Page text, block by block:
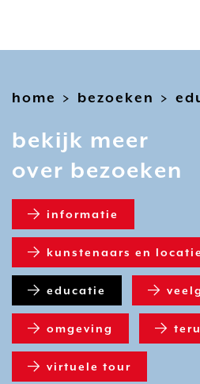
home > bezoeken >
bekijk meer
over bezoeken
informatie
kunstenaars en
educatie
omgeving
virtuele tour